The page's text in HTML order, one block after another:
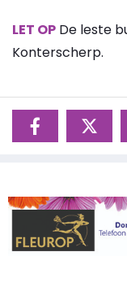
LET OP De leste
Konterscherp.